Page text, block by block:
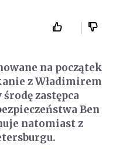
na początek
z Władimirem
zastępca
Ben
natomiast z